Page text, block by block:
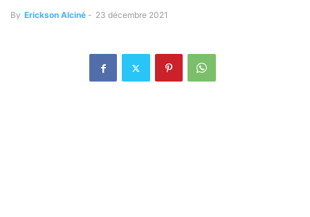
By Erickson Alciné - 23 décembre 2021